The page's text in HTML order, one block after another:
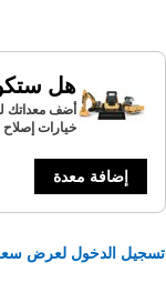
هل
أضف معداتك
خيارات إصلاح
إضافة معدة
الدخول لعرض سعر